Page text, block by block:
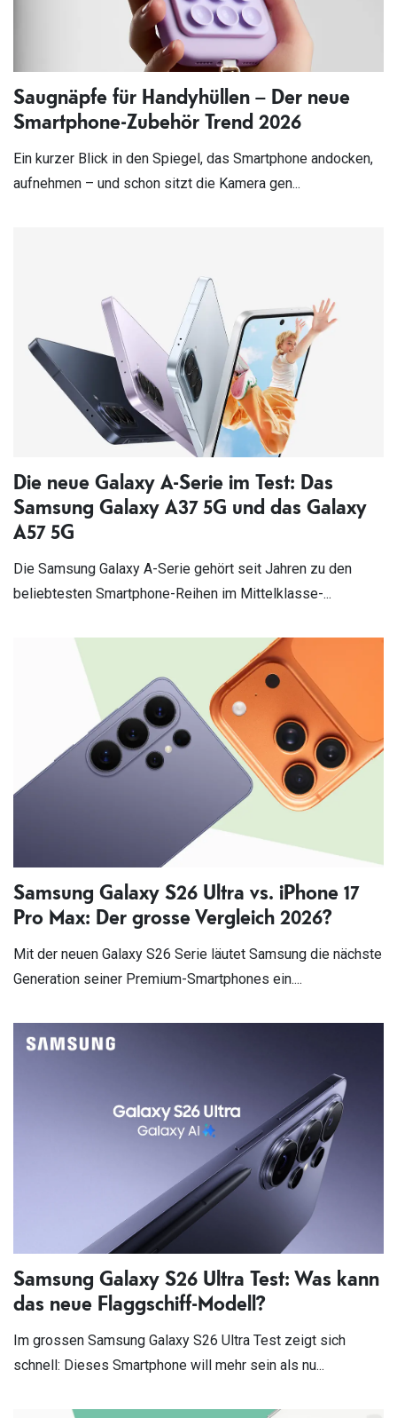
Saugnäpfe für Handyhüllen – Der neue
Smartphone-Zubehör Trend 2026
Ein kurzer Blick in den Spiegel, das Smartphone andocken,
aufnehmen – und schon sitzt die Kamera gen...
Die neue Galaxy A-Serie im Test: Das
Samsung Galaxy A37 5G und das Galaxy
A57 5G
Die Samsung Galaxy A-Serie gehört seit Jahren zu den
beliebtesten Smartphone-Reihen im Mittelklasse-...
Samsung Galaxy S26 Ultra vs. iPhone 17
Pro Max: Der grosse Vergleich 2026?
Mit der neuen Galaxy S26 Serie läutet Samsung die nächste
Generation seiner Premium-Smartphones ein....
Samsung Galaxy S26 Ultra Test: Was kann
das neue Flaggschiff-Modell?
Im grossen Samsung Galaxy S26 Ultra Test zeigt sich
schnell: Dieses Smartphone will mehr sein als nu...